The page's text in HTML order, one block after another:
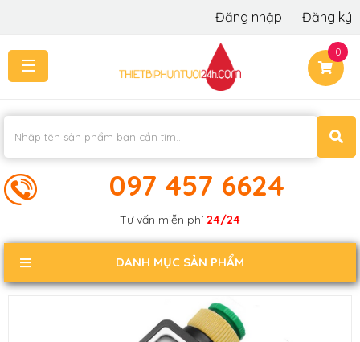
Đăng nhập Đăng ký
097 457 6624
Tư vấn miễn phí 24/24
DANH MỤC SẢN PHẨM
0
-
LẮP
HỒI
☰